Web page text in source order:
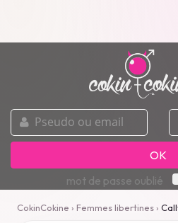
pseudo
ou
email
OK
mot de passe oublié
CokinCokine › Femmes libertines›